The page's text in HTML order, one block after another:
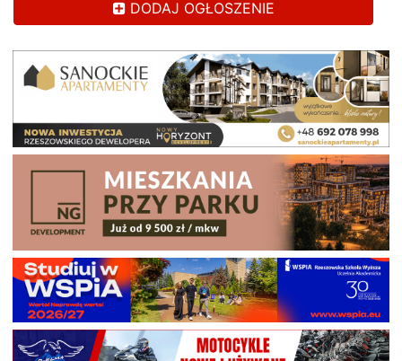
DODAJ OGŁOSZENIE